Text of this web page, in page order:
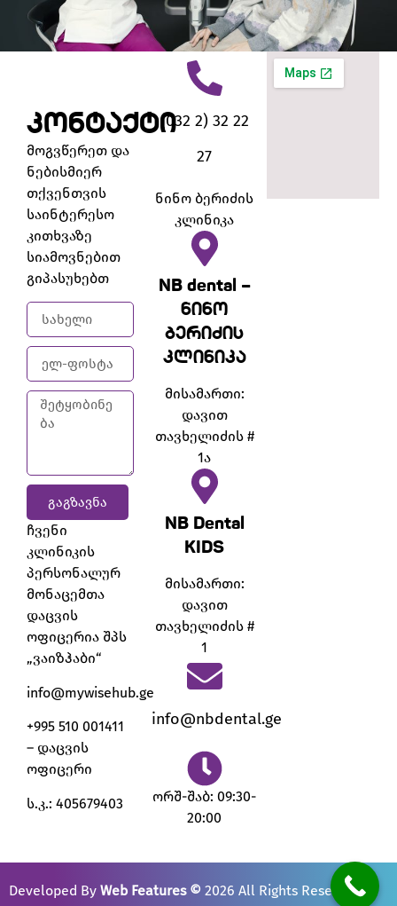
კონტაქტი
მოგვწერეთ და
ნებისმიერ
თქვენთვის
საინტერესო
კითხვაზე
სიამოვნებით
გიპასუხებთ
ᲒᲐᲒᲖᲐᲕᲜᲐ
ჩვენი
კლინიკის
პერსონალურ
მონაცემთა
დაცვის
ოფიცერია შპს
„ვაიზჰაბი“
info@mywisehub.ge
+995 510 001411
– დაცვის
ოფიცერი
ს.კ.: 405679403
(032 2) 32 22
27
ნინო ბერიძის
კლინიკა
NB dental –
ნინო
ბერიძის
კლინიკა
მისამართი:
დავით
თავხელიძის #
1ა
NB Dental
KIDS
მისამართი:
დავით
თავხელიძის #
1
info@nbdental.ge
ორშ-შაბ: 09:30-
20:00
Developed By Web Features© 2026 All Rights Reserved